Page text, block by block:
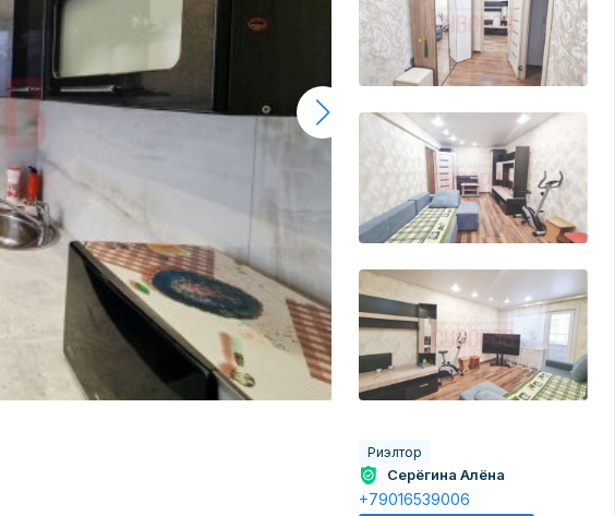
Риэлтор
Серёгина Алёна
+79016539006